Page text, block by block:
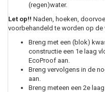
(regen)water.
Let op!! Naden, hoeken,
voorbehandeld te worden op de
Breng met een (blok)
constructie een 1e laag
EcoProof aan.
Breng vervolgens in de
aan.
Breng meteen een 2e